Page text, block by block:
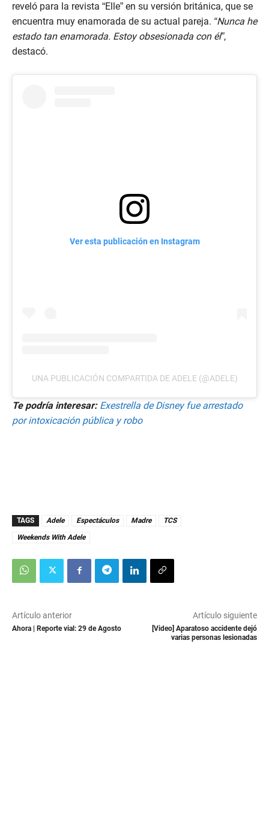
reveló para la revista “Elle” en su versión británica, que se
encuentra muy enamorada de su actual pareja. “Nunca he
estado tan enamorada. Estoy obsesionada con él”,
destacó.
Ver esta publicación en Instagram
UNA PUBLICACIÓN COMPARTIDA DE ADELE (@ADELE)
Te podría interesar: Exestrella de Disney fue arrestado
por intoxicación pública y robo
TAGS Adele Espectáculos Madre
TCS
Weekends With Adele
Artículo anterior
Ahora | Reporte vial: 29 de Agosto
Artículo siguiente
[Video] Aparatoso accidente dejó
varias personas lesionadas